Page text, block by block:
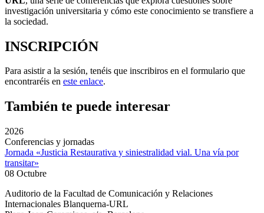
investigación universitaria y cómo este conocimiento se transfiere a
la sociedad.
INSCRIPCIÓN
Para asistir a la sesión, tenéis que inscribiros en el formulario que
encontraréis en este enlace.
También te puede interesar
2026
Conferencias y jornadas
Jornada «Justicia Restaurativa y siniestralidad vial. Una vía por
transitar»
08 Octubre
Auditorio de la Facultad de Comunicación y Relaciones
Internacionales Blanquerna-URL